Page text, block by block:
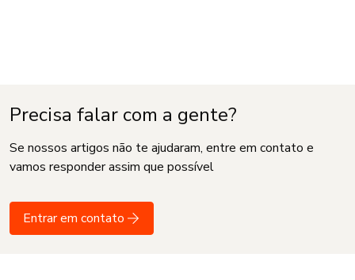
Precisa falar com a gente?
Se nossos artigos não te ajudaram, entre em contato e
vamos responder assim que possível
Entrar em contato